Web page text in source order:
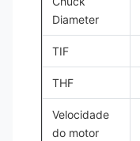
Diameter
TIF
THF
Velocidade
do motor